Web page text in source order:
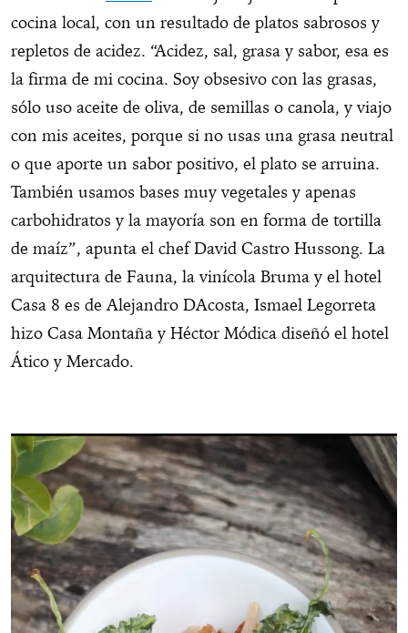
cocina local, con un resultado de platos sabrosos y
repletos de acidez. “Acidez, sal, grasa y sabor, esa es
la firma de mi cocina. Soy obsesivo con las grasas,
sólo uso aceite de oliva, de semillas o canola, y viajo
con mis aceites, porque si no usas una grasa neutral
o que aporte un sabor positivo, el plato se arruina.
También usamos bases muy vegetales y apenas
carbohidratos y la mayoría son en forma de tortilla
de maíz”, apunta el chef David Castro Hussong. La
arquitectura de Fauna, la vinícola Bruma y el hotel
Casa 8 es de Alejandro DAcosta, Ismael Legorreta
hizo Casa Montaña y Héctor Módica diseñó el hotel
Ático y Mercado.